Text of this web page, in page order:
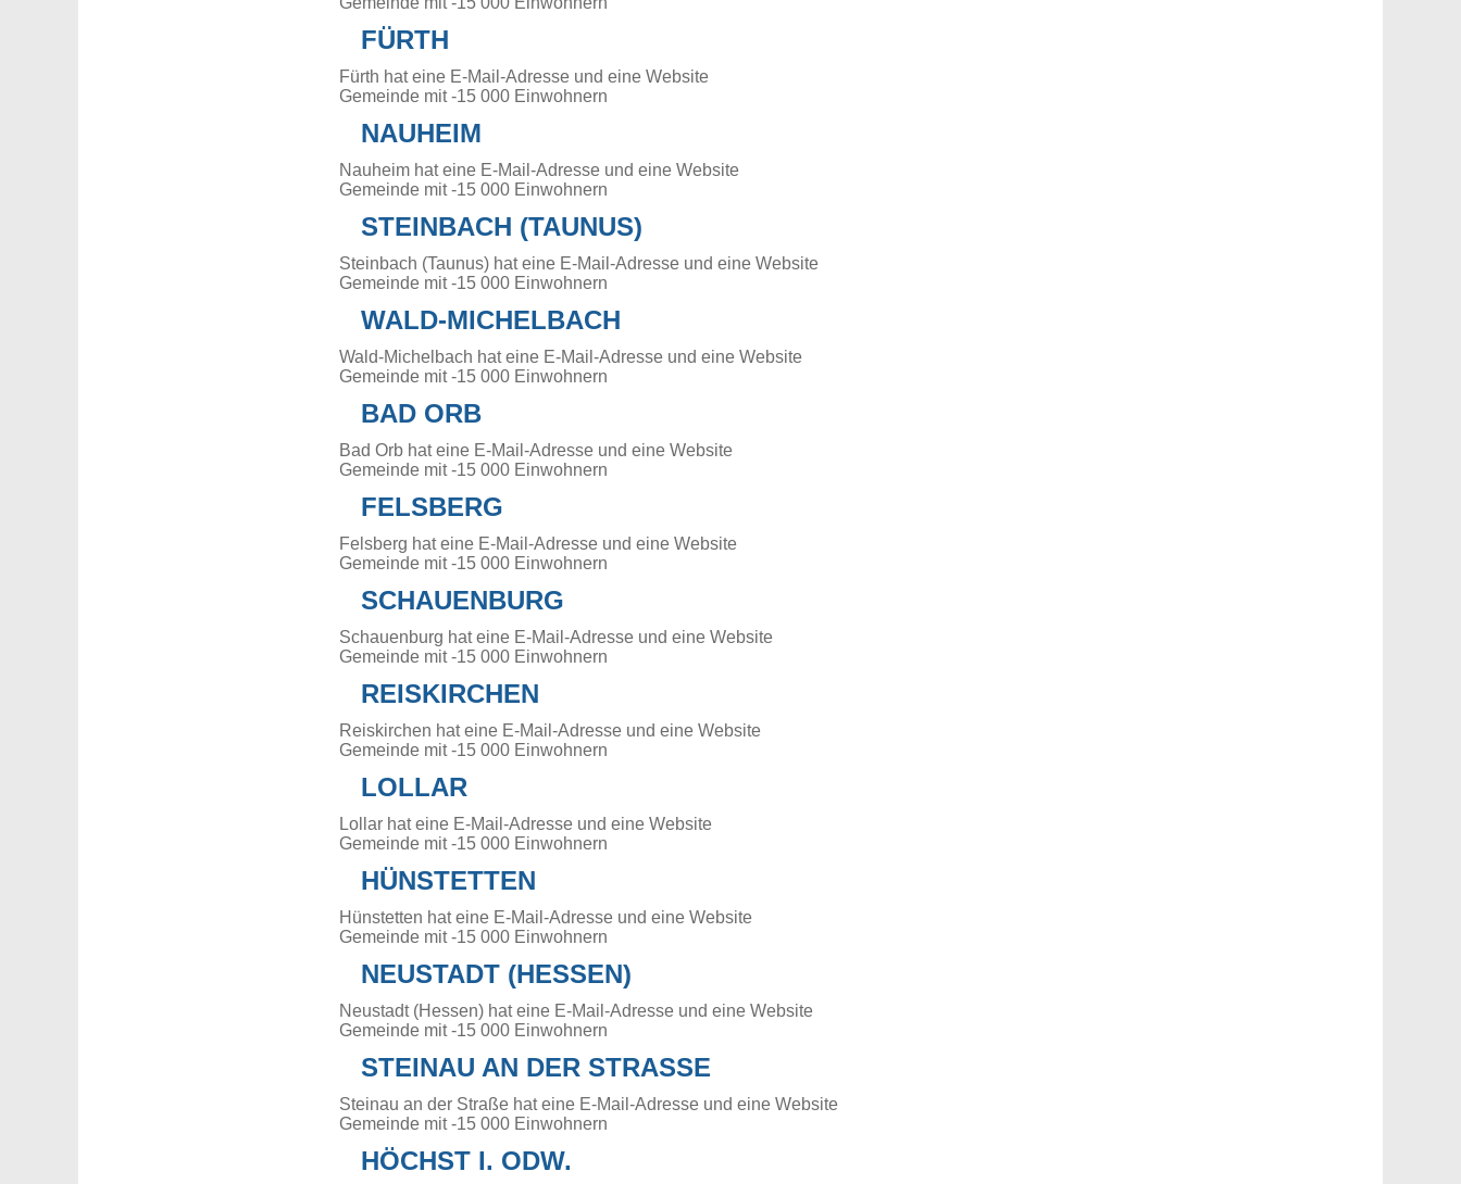
FÜRTH
Fürth hat eine E-Mail-Adresse und eine Website
Gemeinde mit -15 000 Einwohnern
NAUHEIM
Nauheim hat eine E-Mail-Adresse und eine Website
Gemeinde mit -15 000 Einwohnern
STEINBACH (TAUNUS)
Steinbach (Taunus) hat eine E-Mail-Adresse und eine Website
Gemeinde mit -15 000 Einwohnern
WALD-MICHELBACH
Wald-Michelbach hat eine E-Mail-Adresse und eine Website
Gemeinde mit -15 000 Einwohnern
BAD ORB
Bad Orb hat eine E-Mail-Adresse und eine Website
Gemeinde mit -15 000 Einwohnern
FELSBERG
Felsberg hat eine E-Mail-Adresse und eine Website
Gemeinde mit -15 000 Einwohnern
SCHAUENBURG
Schauenburg hat eine E-Mail-Adresse und eine Website
Gemeinde mit -15 000 Einwohnern
REISKIRCHEN
Reiskirchen hat eine E-Mail-Adresse und eine Website
Gemeinde mit -15 000 Einwohnern
LOLLAR
Lollar hat eine E-Mail-Adresse und eine Website
Gemeinde mit -15 000 Einwohnern
HÜNSTETTEN
Hünstetten hat eine E-Mail-Adresse und eine Website
Gemeinde mit -15 000 Einwohnern
NEUSTADT (HESSEN)
Neustadt (Hessen) hat eine E-Mail-Adresse und eine Website
Gemeinde mit -15 000 Einwohnern
STEINAU AN DER STRASSE
Steinau an der Straße hat eine E-Mail-Adresse und eine Website
Gemeinde mit -15 000 Einwohnern
HÖCHST I. ODW.